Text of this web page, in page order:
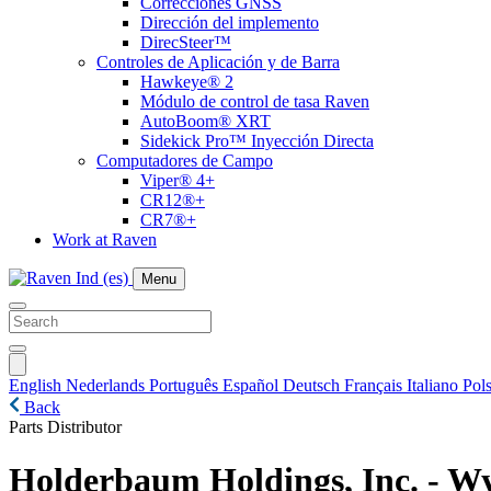
Dirección del implemento
DirecSteer™
Controles de Aplicación y de Barra
Hawkeye® 2
Módulo de control de tasa Raven
AutoBoom® XRT
Sidekick Pro™ Inyección Directa
Computadores de Campo
Viper® 4+
CR12®+
CR7®+
Work at Raven
Menu
English Nederlands Português Español Deutsch Français Italiano
Back
Parts Distributor
Holderbaum Holdings, Inc. -